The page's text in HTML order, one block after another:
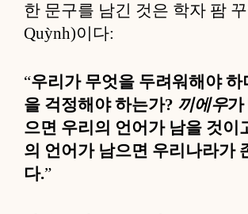
한 문구를 남긴 것은 학자 팜
Quỳnh)이다:
“우리가 무엇을 두려워해야 하
을 걱정해야 하는가? 끼에우가
으면 우리의 언어가 남을 것이
의 언어가 남으면 우리나라가
다.”